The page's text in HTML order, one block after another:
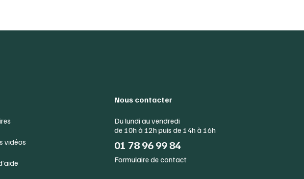
vidéos
Nous contacter
Du lundi au vendredi
de 10h à 12h puis de 14h à 16h
01 78 96 99 84
Formulaire de contact